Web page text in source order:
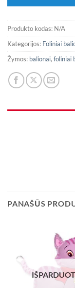
Produkto kodas: N/A
Kategorijos: Foliniai
Žymos: balionai, foliniai
PANAŠŪS